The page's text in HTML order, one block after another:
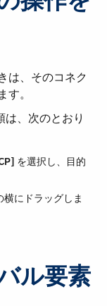
は、そのコネク
。
、次のとおり
​ を選択し、目的
にドラッグしま
ル要素